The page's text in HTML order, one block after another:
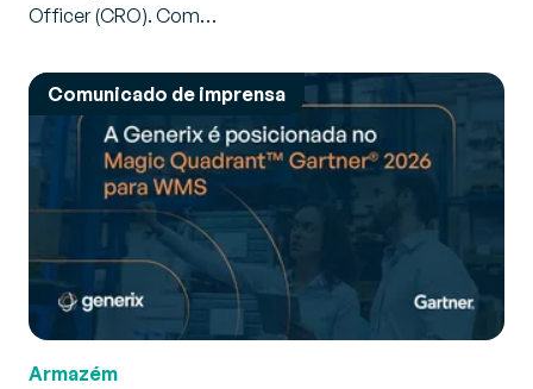
Officer (CRO). Com…
Comunicado de imprensa
Armazém